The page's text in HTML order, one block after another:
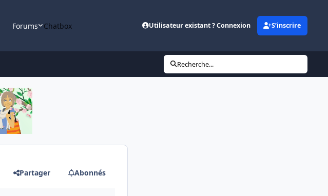
Forums Chatbox Utilisateur existant ? Connexion S’inscrire
Recherche...
Partager Abonnés